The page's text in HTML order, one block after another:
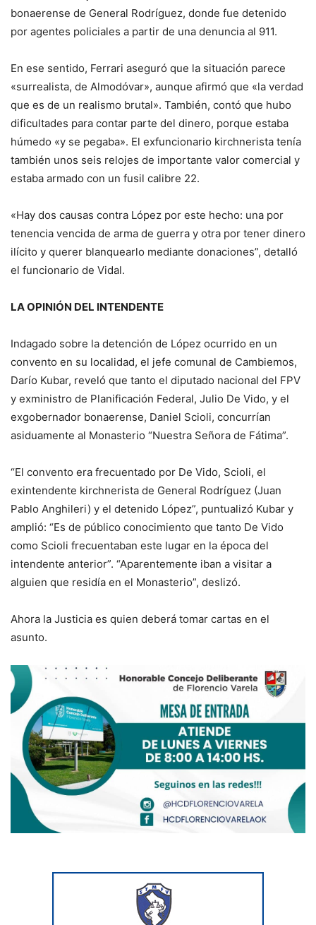
bonaerense de General Rodríguez, donde fue detenido
por agentes policiales a partir de una denuncia al 911.
En ese sentido, Ferrari aseguró que la situación parece
«surrealista, de Almodóvar», aunque afirmó que «la verdad
que es de un realismo brutal». También, contó que hubo
dificultades para contar parte del dinero, porque estaba
húmedo «y se pegaba». El exfuncionario kirchnerista tenía
también unos seis relojes de importante valor comercial y
estaba armado con un fusil calibre 22.
«Hay dos causas contra López por este hecho: una por
tenencia vencida de arma de guerra y otra por tener dinero
ilícito y querer blanquearlo mediante donaciones”, detalló
el funcionario de Vidal.
LA OPINIÓN DEL INTENDENTE
Indagado sobre la detención de López ocurrido en un
convento en su localidad, el jefe comunal de Cambiemos,
Darío Kubar, reveló que tanto el diputado nacional del FPV
y exministro de Planificación Federal, Julio De Vido, y el
exgobernador bonaerense, Daniel Scioli, concurrían
asiduamente al Monasterio “Nuestra Señora de Fátima”.
“El convento era frecuentado por De Vido, Scioli, el
exintendente kirchnerista de General Rodríguez (Juan
Pablo Anghileri) y el detenido López”, puntualizó Kubar y
amplió: “Es de público conocimiento que tanto De Vido
como Scioli frecuentaban este lugar en la época del
intendente anterior”. “Aparentemente iban a visitar a
alguien que residía en el Monasterio”, deslizó.
Ahora la Justicia es quien deberá tomar cartas en el
asunto.